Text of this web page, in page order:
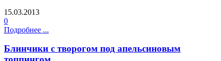
15.03.2013
0
Подробнее ...
Блинчики с творогом под апельсиновым